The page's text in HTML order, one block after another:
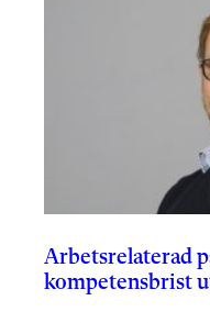
Arbetsrelaterad
kompetensbrist